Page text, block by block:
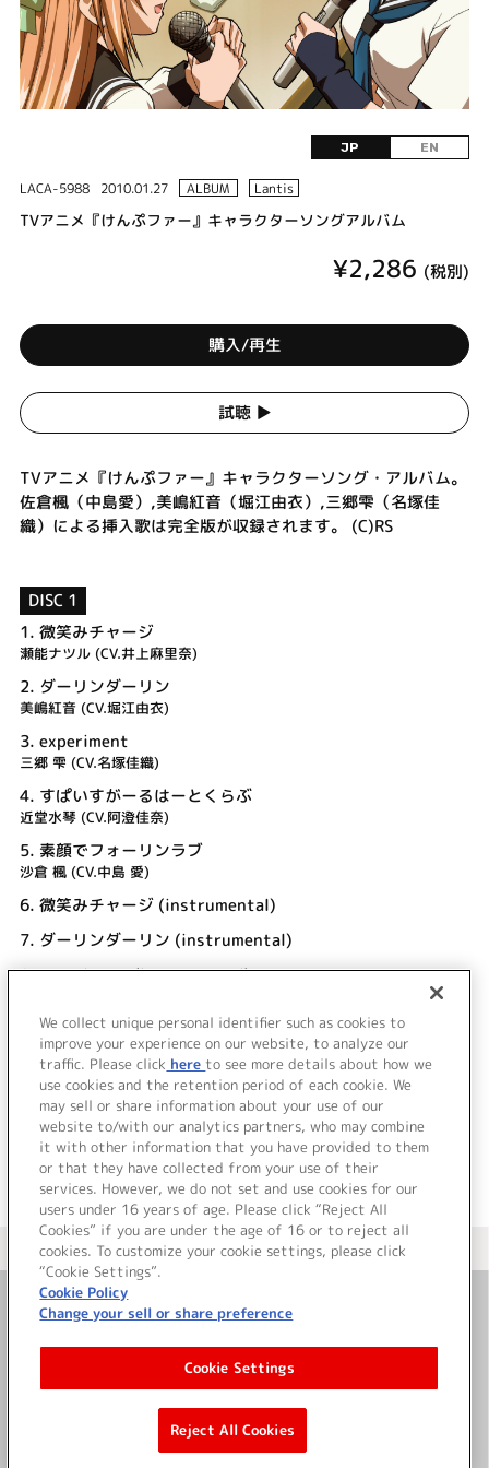
JP EN
LACA-5988 2010.01.27 ALBUM Lantis
TVアニメ『けんぷファー』キャラクターソングアルバム
¥2,286 (税別)
購入/再生
試聴 ▶︎
TVアニメ『けんぷファー』キャラクターソング・アルバム。
佐倉楓（中島愛）,美嶋紅音（堀江由衣）,三郷雫（名塚佳
織）による挿入歌は完全版が収録されます。 (C)RS
DISC 1
1. 微笑みチャージ
瀬能ナツル (CV.井上麻里奈)
2. ダーリンダーリン
美嶋紅音 (CV.堀江由衣)
3. experiment
三郷 雫 (CV.名塚佳織)
4. すぱいすがーるはーとくらぶ
近堂水琴 (CV.阿澄佳奈)
5. 素顔でフォーリンラブ
沙倉 楓 (CV.中島 愛)
6. 微笑みチャージ (instrumental)
7. ダーリンダーリン (instrumental)
8.experiment (instrumental)
10. 素顔でフォーリンラブ (instrumental)
＜ BACK
＜ カタログサイト トップページへ
お問い合わせ
サイト利用について
©Bandai Namco Music Live Inc.
We collect unique personal identifier such as cookies to
improve your experience on our website, to analyze our
traffic. Please click here to see more details about how we
use cookies and the retention period of each cookie. We
may sell or share information about your use of our
website to/with our analytics partners, who may combine
it with other information that you have provided to them
or that they have collected from your use of their
services. However, we do not set and use cookies for our
users under 16 years of age. Please click “Reject All
Cookies” if you are under the age of 16 or to reject all
cookies. To customize your cookie settings, please click
“Cookie Settings”.
Cookie Policy
Change your sell or share preference
Cookie Settings
Reject All Cookies